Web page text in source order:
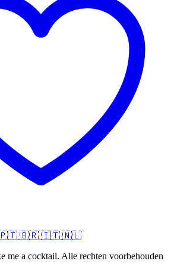
🇧🇷 🇮🇹 🇳🇱
me a cocktail. Alle rechten voorbehouden